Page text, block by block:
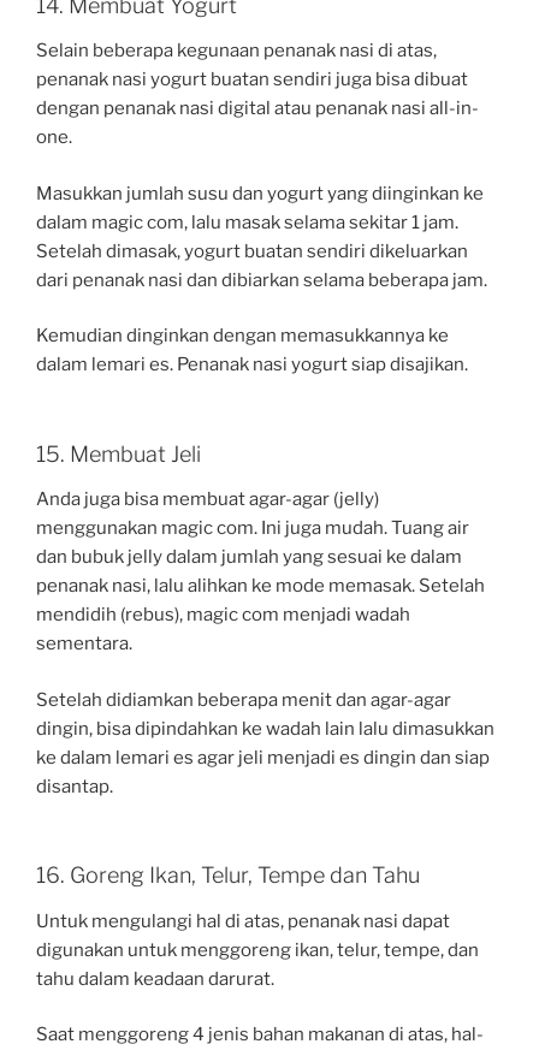
Selain beberapa kegunaan penanak nasi di atas,
penanak nasi yogurt buatan sendiri juga bisa dibuat
dengan penanak nasi digital atau penanak nasi all-in-
one.
Masukkan jumlah susu dan yogurt yang diinginkan ke
dalam magic com, lalu masak selama sekitar 1 jam.
Setelah dimasak, yogurt buatan sendiri dikeluarkan
dari penanak nasi dan dibiarkan selama beberapa jam.
Kemudian dinginkan dengan memasukkannya ke
dalam lemari es. Penanak nasi yogurt siap disajikan.
15. Membuat Jeli
Anda juga bisa membuat agar-agar (jelly)
menggunakan magic com. Ini juga mudah. Tuang air
dan bubuk jelly dalam jumlah yang sesuai ke dalam
penanak nasi, lalu alihkan ke mode memasak. Setelah
mendidih (rebus), magic com menjadi wadah
sementara.
Setelah didiamkan beberapa menit dan agar-agar
dingin, bisa dipindahkan ke wadah lain lalu dimasukkan
ke dalam lemari es agar jeli menjadi es dingin dan siap
disantap.
16. Goreng Ikan, Telur, Tempe dan Tahu
Untuk mengulangi hal di atas, penanak nasi dapat
digunakan untuk menggoreng ikan, telur, tempe, dan
tahu dalam keadaan darurat.
Saat menggoreng 4 jenis bahan makanan di atas, hal-